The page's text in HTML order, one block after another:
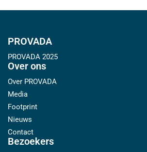
PROVADA
PROVADA 2025
Over ons
Over PROVADA
Media
Footprint
Nieuws
Contact
Bezoekers